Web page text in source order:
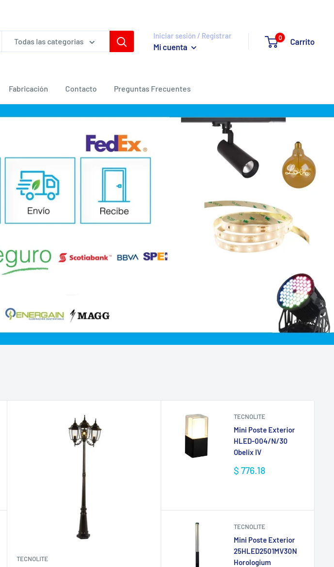
Todas las categorias
Iniciar sesión / Registrar
Mi cuenta
0 Carrito
Fabricación Contacto Preguntas Frecuentes
TECNOLITE
TECNOLITE
Mini Poste Exterior
HLED-004/N/30
Obelix IV
Precio
$ 776.18
TECNOLITE
Mini Poste Exterior
25HLED2501MV30N
Horologium